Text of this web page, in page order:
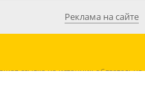
Реклама на сайте
ссылка на источник обязательна.